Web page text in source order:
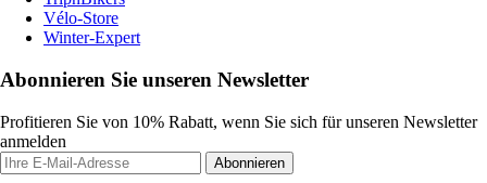
Vélo-Store
Winter-Expert
Abonnieren Sie unseren Newsletter
Profitieren Sie von 10% Rabatt, wenn Sie sich für unseren Newsletter
anmelden
Abonnieren